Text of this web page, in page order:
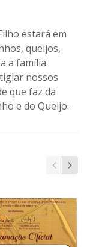
estará em
queijos,
a família.
nossos
que faz da
e do Queijo.